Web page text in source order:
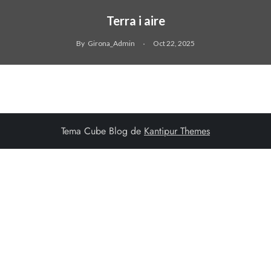
Terra i aire
By Girona_Admin Oct 22, 2025
Tema Cube Blog de Kantipur Themes